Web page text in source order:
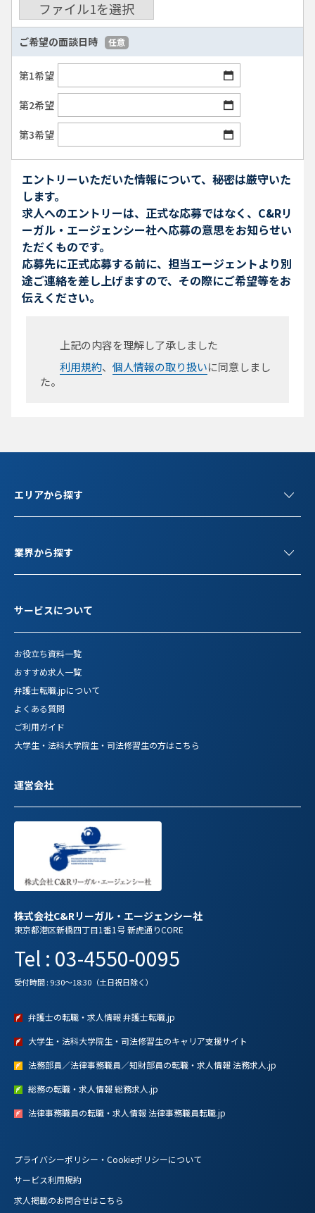
ファイル1を選択
ご希望の面談日時 任意
第1希望
第2希望
第3希望
エントリーいただいた情報について、秘密は厳守いた
します。
求人へのエントリーは、正式な応募ではなく、C&Rリ
ーガル・エージェンシー社へ応募の意思をお知らせい
ただくものです。
応募先に正式応募する前に、担当エージェントより別
途ご連絡を差し上げますので、その際にご希望等をお
伝えください。
上記の内容を理解し了承しました
利用規約、 個人情報の取り扱いに同意しまし
た。
エリアから探す
業界から探す
サービスについて
お役立ち資料一覧
おすすめ求人一覧
弁護士転職.jpについて
よくある質問
ご利用ガイド
大学生・法科大学院生・司法修習生の方はこちら
運営会社
株式会社C&Rリーガル・エージェンシー社
東京都港区新橋四丁目1番1号 新虎通りCORE
Tel : 03-4550-0095
受付時間 : 9:30～18:30（土日祝日除く）
弁護士の転職・求人情報 弁護士転職.jp
大学生・法科大学院生・司法修習生のキャリア支援サイト
法務部員／法律事務職員／知財部員の転職・求人情報 法務求人.jp
総務の転職・求人情報 総務求人.jp
法律事務職員の転職・求人情報 法律事務職員転職.jp
プライバシーポリシー・Cookieポリシーについて
サービス利用規約
求人掲載のお問合せはこちら